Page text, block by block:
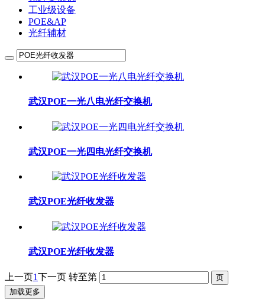
工业级设备
POE&AP
光纤辅材
武汉POE一光八电光纤交换机
武汉POE一光四电光纤交换机
武汉POE光纤收发器
武汉POE光纤收发器
上一页1下一页 转至第
加载更多